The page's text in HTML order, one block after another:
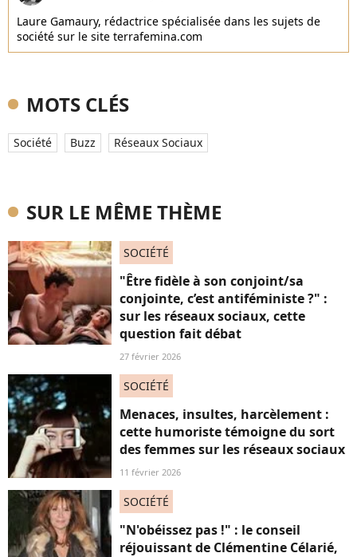
Laure Gamaury, rédactrice spécialisée dans les sujets de
société sur le site terrafemina.com
MOTS CLÉS
Société Buzz Réseaux Sociaux
SUR LE MÊME THÈME
SOCIÉTÉ
"Être fidèle à son conjoint/sa
conjointe, c’est antiféministe ?" :
sur les réseaux sociaux, cette
question fait débat
27 février 2026
SOCIÉTÉ
Menaces, insultes, harcèlement :
cette humoriste témoigne du sort
des femmes sur les réseaux sociaux
11 février 2026
SOCIÉTÉ
"N'obéissez pas !" : le conseil
réjouissant de Clémentine Célarié,